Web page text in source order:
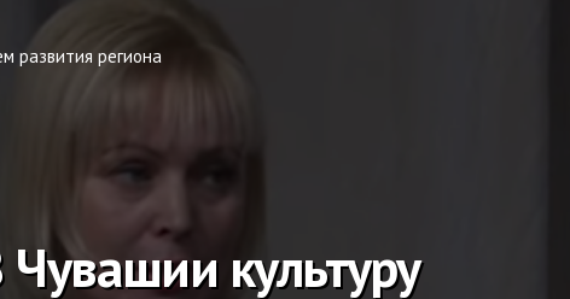
развития региона
культуру